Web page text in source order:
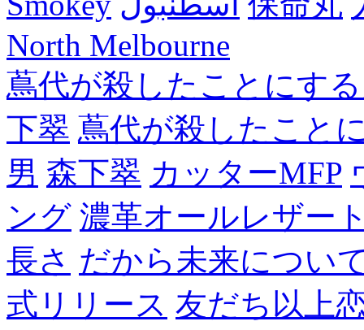
North Melbourne
蔦代が殺したことにす
下翠 蔦代が殺したこと
男 森下翠 カッターMFP
ング 濃革オールレザー
長さ だから未来につい
式リリース 友だち以上